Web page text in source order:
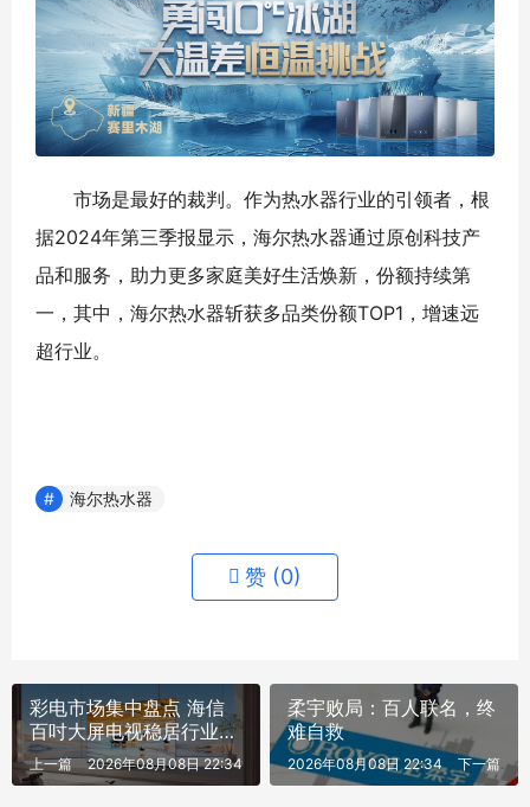
市场是最好的裁判。作为热水器行业的引领者，根
据2024年第三季报显示，海尔热水器通过原创科技产
品和服务，助力更多家庭美好生活焕新，份额持续第
一，其中，海尔热水器斩获多品类份额TOP1，增速远
超行业。
海尔热水器
赞 (0)
彩电市场集中盘点 海信
百吋大屏电视稳居行业第
一
上一篇 2026年08月08日 22:34
柔宇败局：百人联名，终
难自救
下一篇
2026年08月08日 22:34